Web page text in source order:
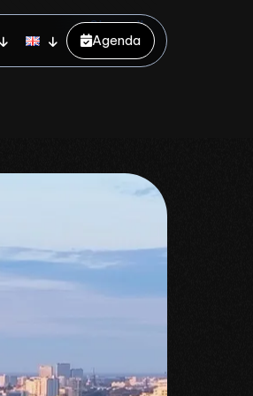
Agenda
Show all